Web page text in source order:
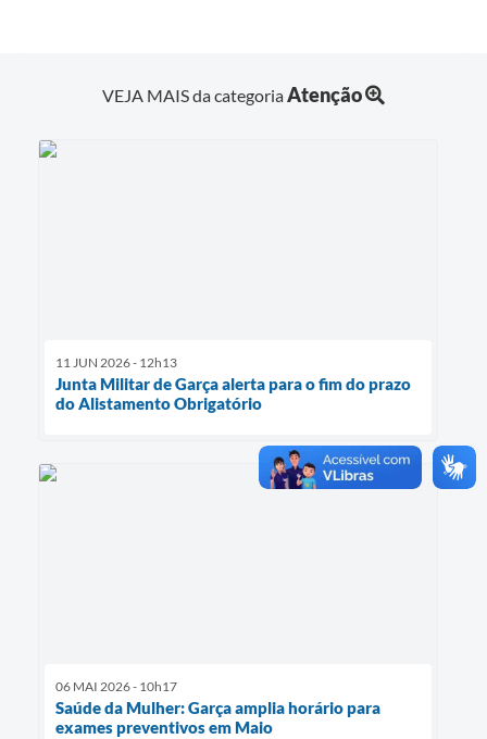
VEJA MAIS da categoriaAtenção
11 JUN 2026 - 12h13
Junta Militar de Garça alerta para o fim do prazo
do Alistamento Obrigatório
06 MAI 2026 - 10h17
Saúde da Mulher: Garça amplia horário para
exames preventivos em Maio